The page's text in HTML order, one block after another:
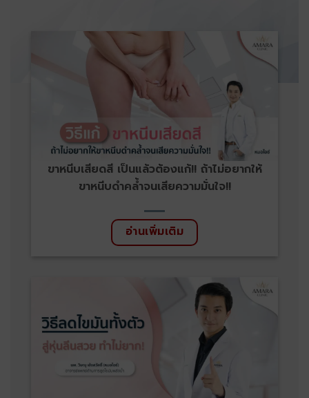
ขาหนีบเสียดสี เป็นแล้วต้องแก้!! ถ้าไม่อยากให้
ขาหนีบดำคล้ำจนเสียความมั่นใจ!!
อ่านเพิ่มเติม